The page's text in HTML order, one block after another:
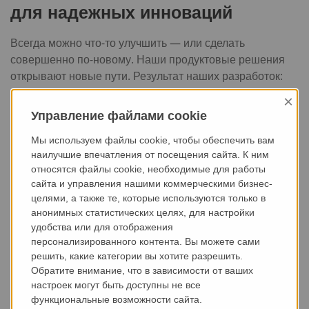
для надежных инноваций
Всегда можно что-то улучшить — или сделать
совершенно по-новому. Наши продуктовые решения
открывают новые пути. Результат наших разработок:
ваше производство становится более
эффективным и надёжным
. Мы поставляем
оборудование для высококачественных
производственных процессов и обладаем многолетним
опытом в сфере производства предварительно
напряжённого бетона.
Опираясь на этот опыт, мы внимательно
прислушиваемся к нашим клиентам, учитываем их
предложения и превращаем их в инновационные,
практичные решения. Наша команда сочетает
обширные знания в области проектирования и
инжиниринга с прогрессивным мышлением. Это
приводит к созданию идей и технологий, которые
Управление файлами cookie
×
Мы используем файлы cookie, чтобы обеспечить вам
наилучшие впечатления от посещения сайта. К ним
относятся файлы cookie, необходимые для работы
сайта и управления нашими коммерческими бизнес-
целями, а также те, которые используются только в
анонимных статистических целях, для настройки
удобства или для отображения
персонализированного контента. Вы можете сами
решить, какие категории вы хотите разрешить.
Обратите внимание, что в зависимости от ваших
настроек могут быть доступны не все
функциональные возможности сайта.